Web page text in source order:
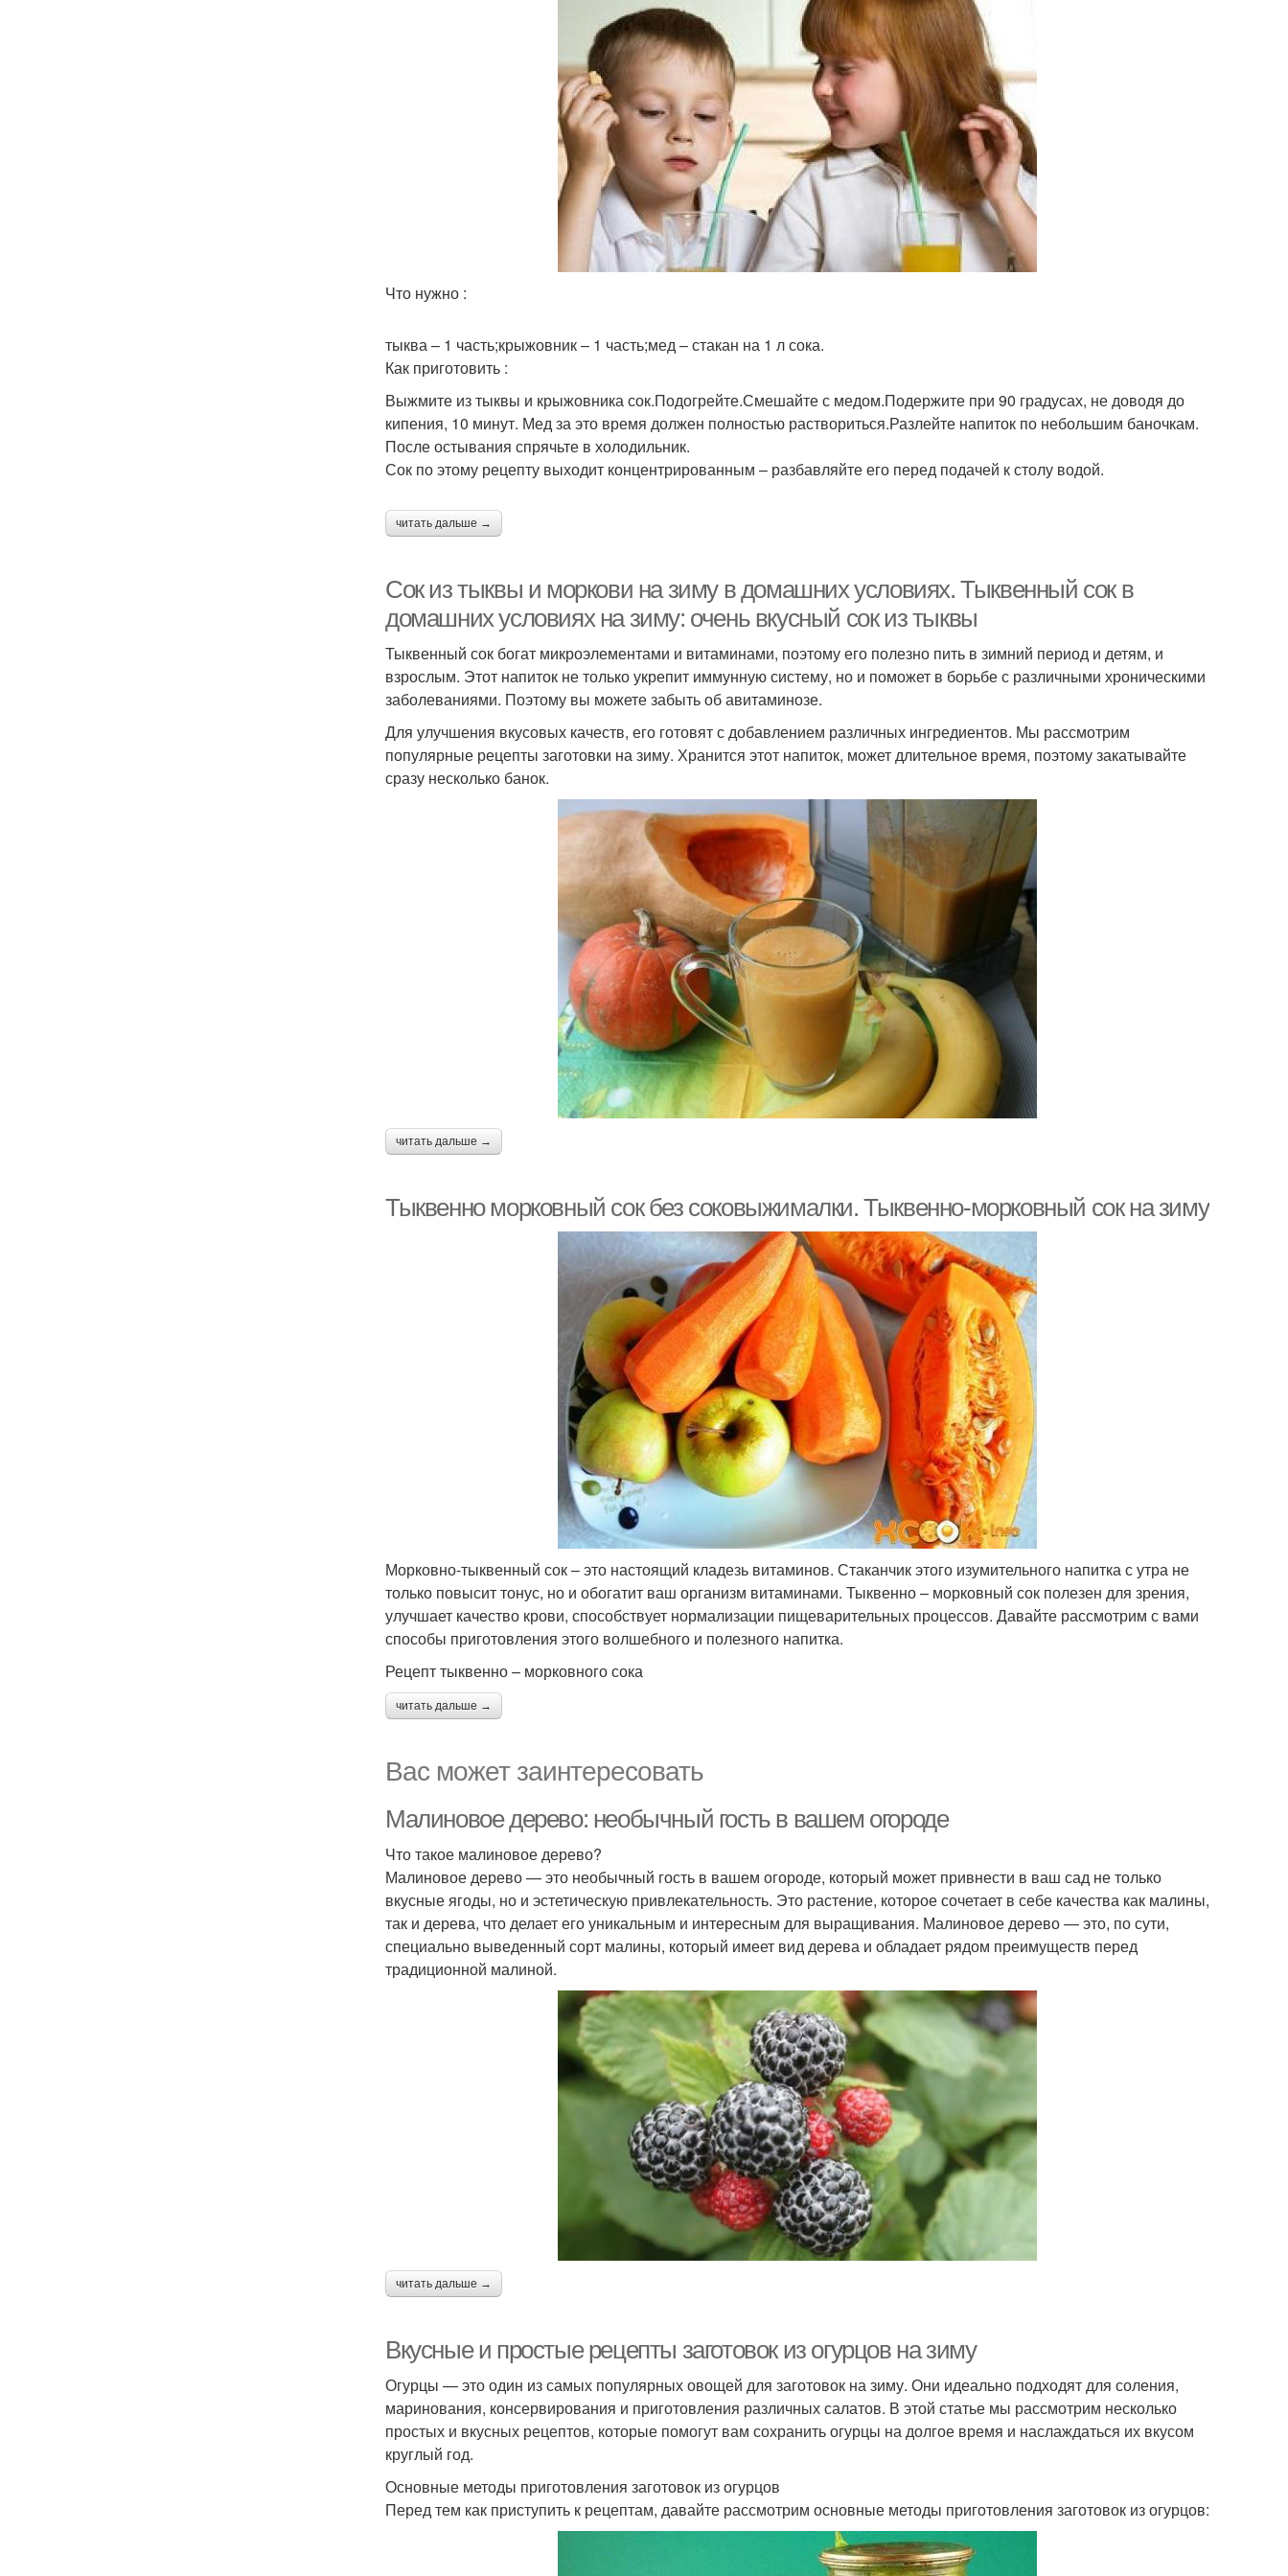
Что нужно :
тыква – 1 часть;крыжовник – 1 часть;мед – стакан на 1 л сока.
Как приготовить :
Выжмите из тыквы и крыжовника сок.Подогрейте.Смешайте с медом.Подержите при 90 градусах, не доводя до
кипения, 10 минут. Мед за это время должен полностью раствориться.Разлейте напиток по небольшим баночкам.
После остывания спрячьте в холодильник.
Сок по этому рецепту выходит концентрированным – разбавляйте его перед подачей к столу водой.
читать дальше →
Сок из тыквы и моркови на зиму в домашних условиях. Тыквенный сок в
домашних условиях на зиму: очень вкусный сок из тыквы
Тыквенный сок богат микроэлементами и витаминами, поэтому его полезно пить в зимний период и детям, и
взрослым. Этот напиток не только укрепит иммунную систему, но и поможет в борьбе с различными хроническими
заболеваниями. Поэтому вы можете забыть об авитаминозе.
Для улучшения вкусовых качеств, его готовят с добавлением различных ингредиентов. Мы рассмотрим
популярные рецепты заготовки на зиму. Хранится этот напиток, может длительное время, поэтому закатывайте
сразу несколько банок.
читать дальше →
Тыквенно морковный сок без соковыжималки. Тыквенно-морковный сок на зиму
Морковно-тыквенный сок – это настоящий кладезь витаминов. Стаканчик этого изумительного напитка с утра не
только повысит тонус, но и обогатит ваш организм витаминами. Тыквенно – морковный сок полезен для зрения,
улучшает качество крови, способствует нормализации пищеварительных процессов. Давайте рассмотрим с вами
способы приготовления этого волшебного и полезного напитка.
Рецепт тыквенно – морковного сока
читать дальше →
Вас может заинтересовать
Малиновое дерево: необычный гость в вашем огороде
Что такое малиновое дерево?
Малиновое дерево — это необычный гость в вашем огороде, который может привнести в ваш сад не только
вкусные ягоды, но и эстетическую привлекательность. Это растение, которое сочетает в себе качества как малины,
так и дерева, что делает его уникальным и интересным для выращивания. Малиновое дерево — это, по сути,
специально выведенный сорт малины, который имеет вид дерева и обладает рядом преимуществ перед
традиционной малиной.
читать дальше →
Вкусные и простые рецепты заготовок из огурцов на зиму
Огурцы — это один из самых популярных овощей для заготовок на зиму. Они идеально подходят для соления,
маринования, консервирования и приготовления различных салатов. В этой статье мы рассмотрим несколько
простых и вкусных рецептов, которые помогут вам сохранить огурцы на долгое время и наслаждаться их вкусом
круглый год.
Основные методы приготовления заготовок из огурцов
Перед тем как приступить к рецептам, давайте рассмотрим основные методы приготовления заготовок из огурцов: